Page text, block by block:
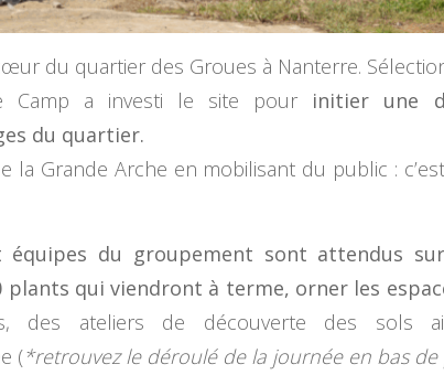
du quartier des Groues à Nanterre.
Camp a investi le site pour initier une
du quartier.
Grande Arche en mobilisant du public :
du groupement sont attendus
plants qui viendront à terme, orner les
des ateliers de découverte des sols
(*retrouvez le déroulé de la journée en bas de